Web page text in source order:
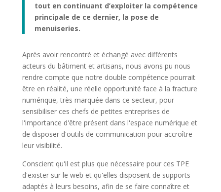
tout en continuant d’exploiter la compétence
principale de ce dernier, la pose de
menuiseries.
Après avoir rencontré et échangé avec différents
acteurs du bâtiment et artisans, nous avons pu nous
rendre compte que notre double compétence pourrait
être en réalité, une réelle opportunité face à la fracture
numérique, très marquée dans ce secteur, pour
sensibiliser ces chefs de petites entreprises de
l'importance d'être présent dans l'espace numérique et
de disposer d'outils de communication pour accroître
leur visibilité.
Conscient qu'il est plus que nécessaire pour ces TPE
d'exister sur le web et qu'elles disposent de supports
adaptés à leurs besoins, afin de se faire connaître et